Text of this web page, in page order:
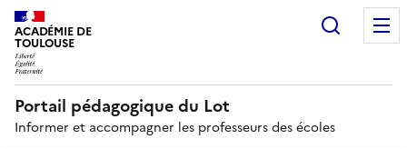
ACADÉMIE DE
TOULOUSE
Portail pédagogique du Lot
Informer et accompagner les professeurs des écoles